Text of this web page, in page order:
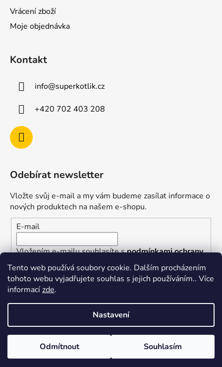
Tento web používá soubory cookie. Dalším procházením
tohoto webu vyjadřujete souhlas s jejich používáním.. Více
informacízde.
Nastavení
Odmítnout Souhlasím
Vrácení zboží
Moje objednávka
Kontakt
info@superkotlik.cz
+420 702 403 208
Odebírat newsletter
Vložte svůj e-mail a my vám budeme zasílat informace o
nových produktech na našem e-shopu.
E-mail
Vložením e-mailu souhlasíte spodmínkami ochrany
osobních údajů
PŘIHLÁSIT SE
Vytvořil Shoptet
Copyright 2026
. Všechna práva
vyhrazena.